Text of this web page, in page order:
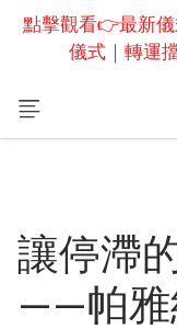
點擊觀看👉最新
情定善緣桃
儀式｜轉運
點擊觀看👉最新
｜增強人
點擊觀看👉最新
讓停滯
——帕雅